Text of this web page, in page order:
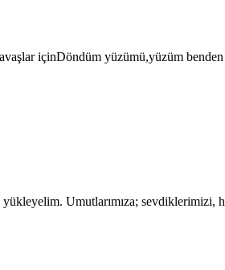
içinDöndüm yüzümü,yüzüm
yükleyelim. Umutlarımıza;